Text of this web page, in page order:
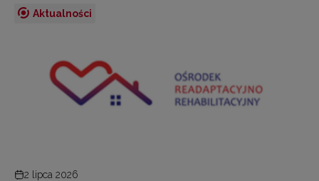
Aktualności
2 lipca 2026